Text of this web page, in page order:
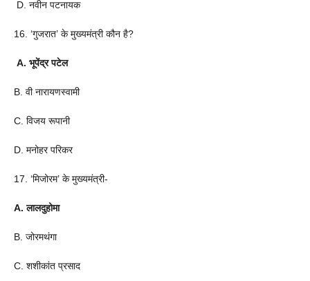
D. नवीन पटनायक
16. ‘गुजरात’ के मुख्यमंत्री कौन है?
A. भूपेंद्र पटेल
B. वी नारायणस्वामी
C. विजय रूपानी
D. मनोहर परिकर
17. ‘मिजोरम’ के मुख्यमंत्री-
A. लालदुहोमा
B. जोरमथंगा
C. शशीकांत प्रसाद